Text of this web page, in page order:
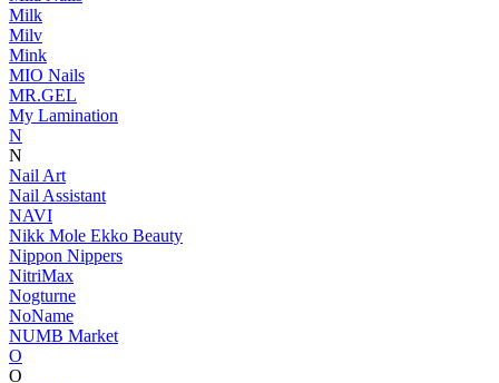
Milk
Milv
Mink
MIO Nails
MR.GEL
My Lamination
N
N
Nail Art
Nail Assistant
NAVI
Nikk Mole Ekko Beauty
Nippon Nippers
NitriMax
Nogturne
NoName
NUMB Market
O
O